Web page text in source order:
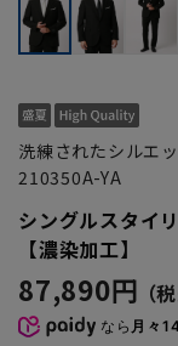
洗練されたシルエ
210350A-YA
シングルスタイ
【濃染加工】
87,890円
なら 月々